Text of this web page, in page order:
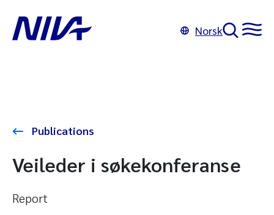
Norsk
Publications
Veileder i søkekonferanse
Report